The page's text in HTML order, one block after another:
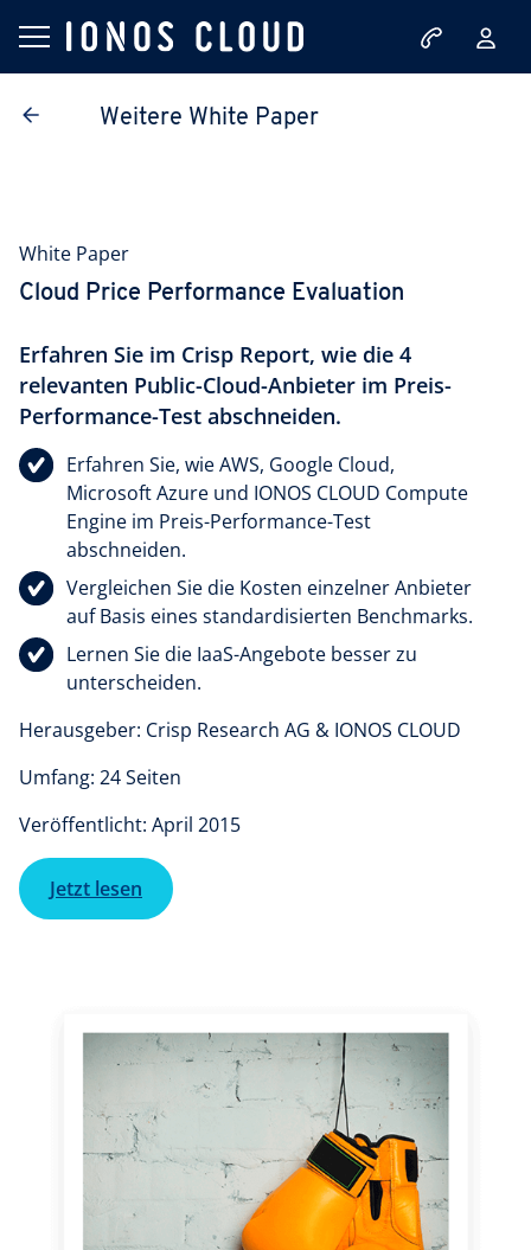
Weitere White Paper
White Paper
Cloud Price Performance Evaluation
Erfahren Sie im Crisp Report, wie die 4
relevanten Public-Cloud-Anbieter im Preis-
Performance-Test abschneiden.
Erfahren Sie, wie AWS, Google Cloud,
Microsoft Azure und IONOS CLOUD Compute
Engine im Preis-Performance-Test
abschneiden.
Vergleichen Sie die Kosten einzelner Anbieter
auf Basis eines standardisierten Benchmarks.
Lernen Sie die IaaS-Angebote besser zu
unterscheiden.
Herausgeber: Crisp Research AG & IONOS CLOUD
Umfang: 24 Seiten
Veröffentlicht: April 2015
Jetzt lesen